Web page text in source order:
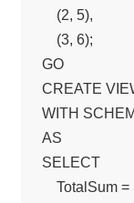
    (2, 5),
    (3, 6);
GO
CREATE
WITH
AS
SELECT
TotalSum